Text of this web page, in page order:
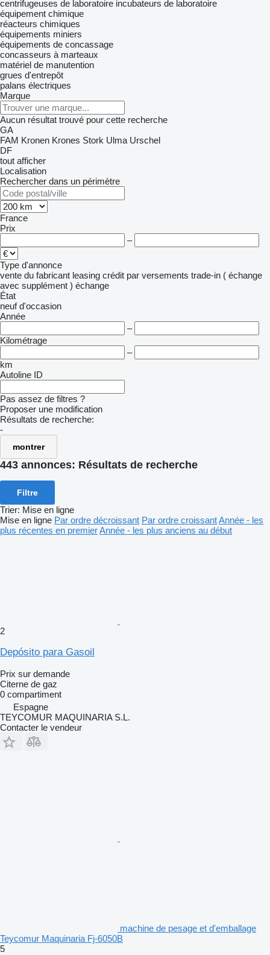
centrifugeuses de laboratoire incubateurs de laboratoire
équipement chimique
réacteurs chimiques
équipements miniers
équipements de concassage
concasseurs à marteaux
matériel de manutention
grues d'entrepôt
palans électriques
Marque
Aucun résultat trouvé pour cette recherche
GA
FAM Kronen Krones Stork Ulma Urschel
DF
tout afficher
Localisation
Rechercher dans un périmètre
France
Prix
–
Type d'annonce
vente du fabricant leasing crédit par versements trade-in ( échange
avec supplément ) échange
État
neuf d'occasion
Année
–
Kilométrage
–
km
Autoline ID
Pas assez de filtres ?
Proposer une modification
Résultats de recherche:
-
montrer
443 annonces: Résultats de recherche
Filtre
Trier: Mise en ligne
Mise en ligne Par ordre décroissant Par ordre croissantAnnée - les
plus récentes en premierAnnée - les plus anciens au début
2
Depósito para Gasoil
Prix sur demande
Citerne de gaz
0 compartiment
Espagne
TEYCOMUR MAQUINARIA S.L.
Contacter le vendeur
machine de pesage et d'emballage
Teycomur Maquinaria Fj-6050B
5